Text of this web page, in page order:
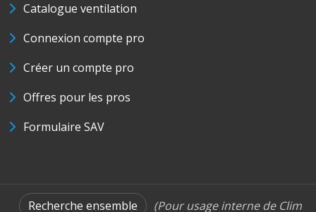
Catalogue ventilation
Connexion compte pro
Créer un compte pro
Offres pour les pros
Formulaire SAV
Recherche ensemble (Pour usage interne de Clim